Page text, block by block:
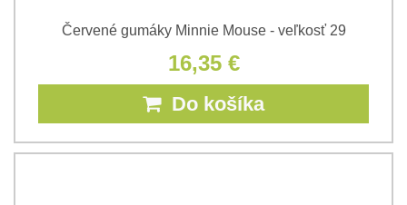
Červené gumáky Minnie Mouse - veľkosť 29
16,35 €
Do košíka